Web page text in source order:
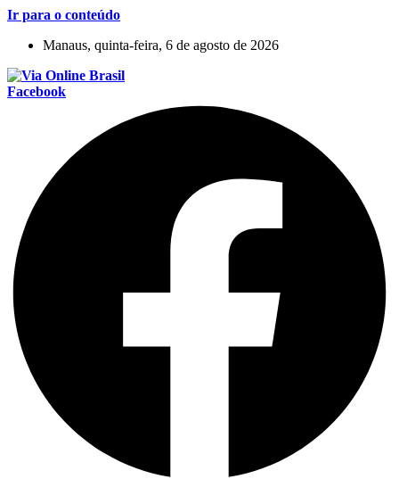
Ir para o conteúdo
Manaus, quinta-feira, 6 de agosto de 2026
Facebook